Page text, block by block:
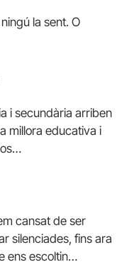
la sent. O
i secundària arriben
millora educativa i
cansat de ser
silenciades, fins ara
ens escoltin…